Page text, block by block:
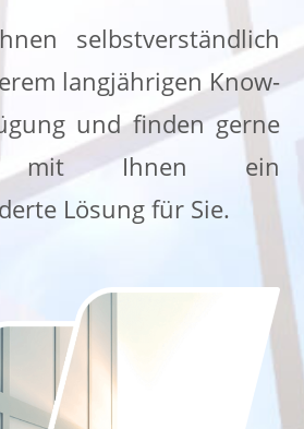
selbstverständlich
langjährigen Know-
und finden gerne
mit Ihnen ein
Lösung für Sie.